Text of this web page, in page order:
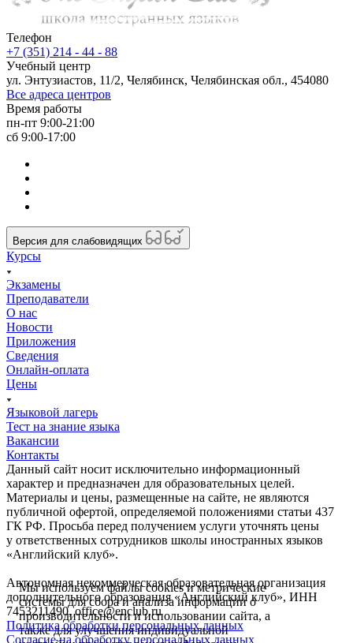
Телефон
+7 (351) 214 - 44 - 88
Учебный центр
ул. Энтузиастов, 11/2, Челябинск, Челябинская обл., 454080
Все адреса центров
Время работы
пн-пт 9:00-21:00
сб 9:00-17:00
Версия для слабовидящих
Курсы
Экзамены
Преподаватели
О нас
Новости
Приложения
Сведения
Онлайн-оплата
Цены
Языковой лагерь
Тест на знание языка
Вакансии
Контакты
Данный сайт носит исключительно информационный
характер и предназначен для образовательных целей.
Материалы и цены, размещенные на сайте, не являются
публичной офертой, определяемой положениями статьи 437
ГК РФ. Просьба перед получением услуги уточнять цены
у ответственных сотрудников школы иностранных языков
«Английский клуб».
Автономная некоммерческая образовательная организация
дополнительного образования «Английский клуб», ИНН
7453211490, office@enclub.ru
Политика обработки персональных данных
Согласие на обработку персональных данных
Мы используем файлы сookies и метрические
системы для сбора и анализа информации о
производительности и использовании сайта, а
также для улучшения индивидуальной